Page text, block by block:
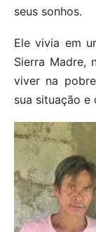
seus sonhos.
Ele vivia em
Sierra Madre,
viver na
sua situação e